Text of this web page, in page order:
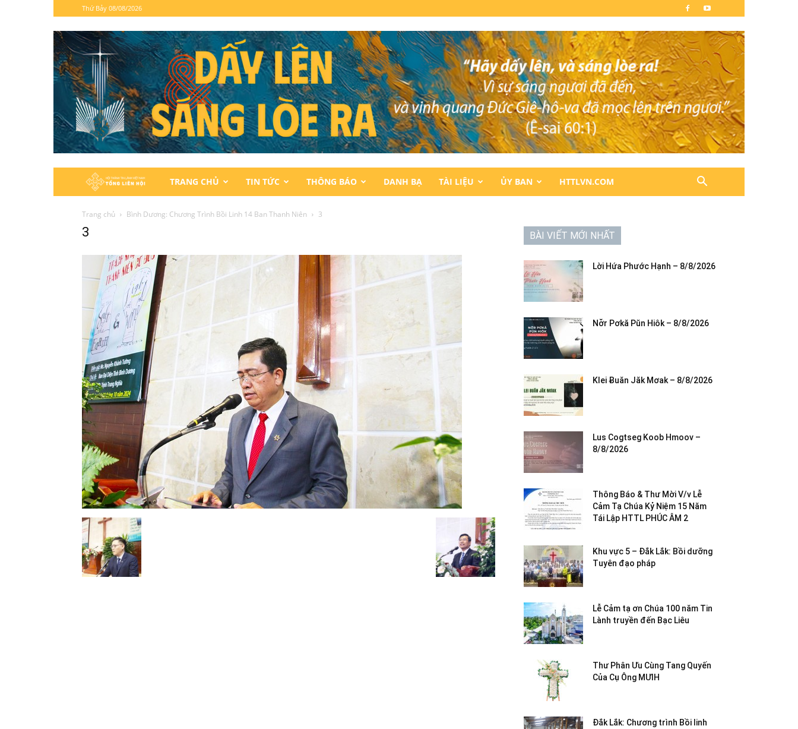
Thứ Bảy 08/08/2026
Hội
Thánh
Lành
Việt
TRANG CHỦ TIN TỨC THÔNG BÁO DANH BẠ TÀI LIỆU ỦY BAN HTTLVN.COM
Trang chủ Bình Dương: Chương Trình Bồi Linh 14 Ban Thanh Niên 3
3 BÀI VIẾT MỚI NHẤT
Lời Hứa Phước Hạnh – 8/8/2026
Nơ̆r Pơkă Pŭn Hiôk – 8/8/2026
Klei Ƀuăn Jăk Mơak – 8/8/2026
Lus Cogtseg Koob Hmoov –
8/8/2026
Thông Báo & Thư Mời V/v Lễ
Cảm Tạ Chúa Kỷ Niệm 15 Năm
Tái Lập HTTL PHÚC ÂM 2
Khu vực 5 – Đắk Lắk: Bồi dưỡng
Tuyên đạo pháp
Lễ Cảm tạ ơn Chúa 100 năm Tin
Lành truyền đến Bạc Liêu
Thư Phân Ưu Cùng Tang Quyến
Của Cụ Ông MƯIH
Đắk Lắk: Chương trình Bồi linh